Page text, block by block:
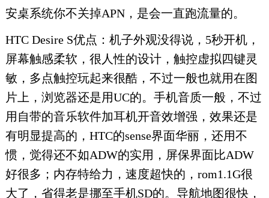
安桌系统你不关掉APN，是会一直跑流量的。
HTC Desire S优点：机子外观没得说，5秒开机，
屏幕触感柔软，很人性的设计，触控虚拟四键灵
敏，多点触控玩起来很酷，不过一般也就用在图
片上，浏览器还是用UC的。手机音质一般，不过
用自带的音乐软件加耳机开音效增强，效果还是
有明显提高的，HTC的sense界面华丽，还用不
惯，觉得还不如ADW的实用，屏保界面比ADW
好很多；内存特给力，速度超快的，rom1.1G很
大了，省得老是挪至手机SD的。导航地图很快，